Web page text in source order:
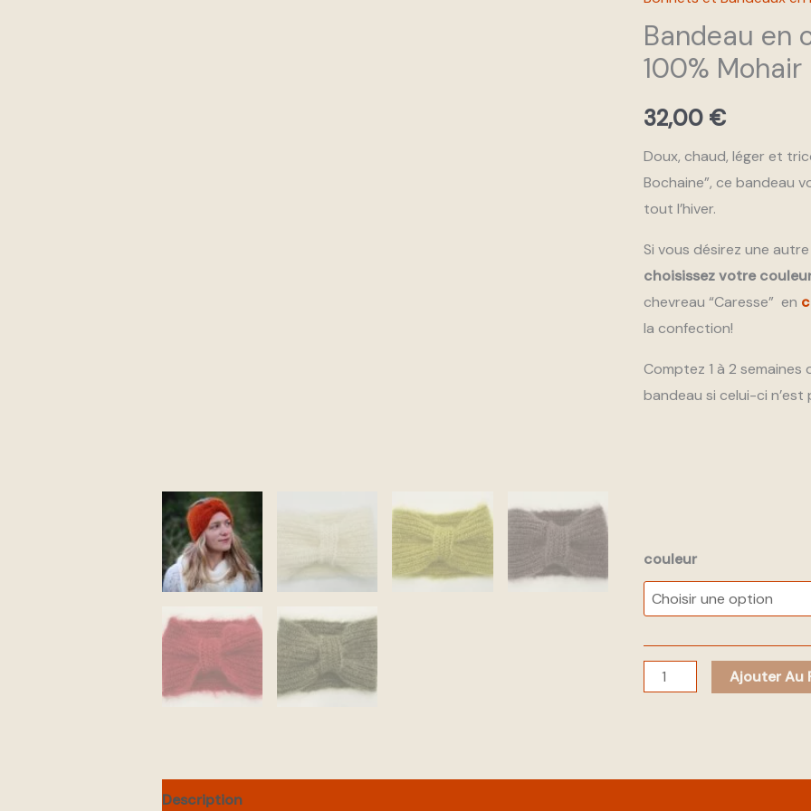
Bandeau en
100% Mohair
32,00 €
Doux, chaud, léger et
Bochaine”, ce bandeau
tout l’hiver.
Si vous désirez une
choisissez votre
chevreau “Caresse” en
la confection!
Comptez 1 à 2 semaines
bandeau si celui-ci n’est
couleur
côtes
anglaises
Mohair
Ajouter Au
Description